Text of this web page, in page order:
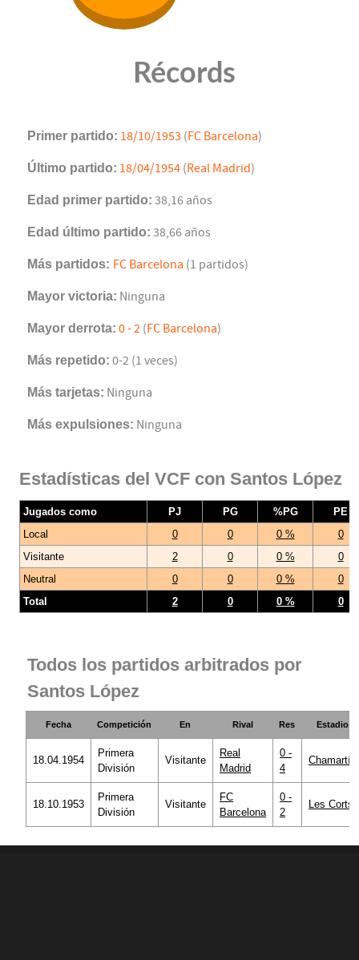
Récords
Primer partido: 18/10/1953 (FC Barcelona)
Último partido: 18/04/1954 (Real Madrid)
Edad primer partido: 38,16 años
Edad último partido: 38,66 años
Más partidos: FC Barcelona (1 partidos)
Mayor victoria: Ninguna
Mayor derrota: 0 - 2 (FC Barcelona)
Más repetido: 0-2 (1 veces)
Más tarjetas: Ninguna
Más expulsiones: Ninguna
Estadísticas del VCF con Santos López
Jugados como PJ PG %PG
PE
Local
0 0 0 %
0
Visitante
2 0 0 %
0
Neutral
0 0 0 %
0
Total
2 0 0 % 0
Todos los partidos arbitrados por
Santos López
Fecha Competición En Rival Res Estadio
18.04.1954
Primera
División
Visitante
Real
Madrid
0 -
4
Chamartín
18.10.1953
Primera
División
Visitante
FC
Barcelona
0 -
2
Les Corts